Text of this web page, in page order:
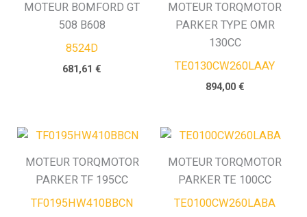
MOTEUR BOMFORD GT
508 B608
8524D
681,61€
MOTEUR TORQMOTOR
PARKER TYPE OMR
130CC
TE0130CW260LAAY
894,00 €
MOTEUR TORQMOTOR
PARKER TF 195CC
TF0195HW410BBCN
MOTEUR TORQMOTOR
PARKER TE 100CC
TE0100CW260LABA